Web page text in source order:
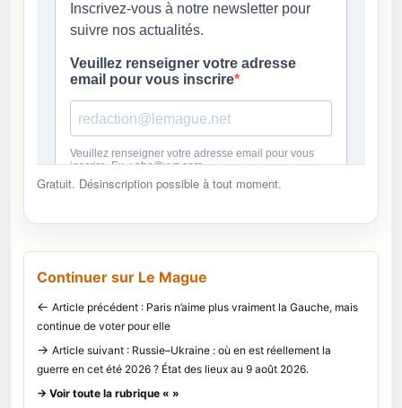
Gratuit. Désinscription possible à tout moment.
Continuer sur Le Mague
← Article précédent : Paris n’aime plus vraiment la Gauche, mais
continue de voter pour elle
→ Article suivant : Russie–Ukraine : où en est réellement la
guerre en cet été 2026 ? État des lieux au 9 août 2026.
→ Voir toute la rubrique « »